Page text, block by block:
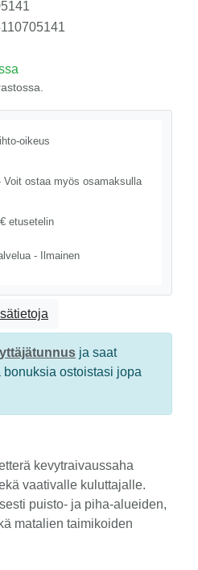
oikeus
ostaa myös osamaksulla
etusetelin
- Ilmainen
ja saat
ostoistasi jopa
kevytraivaussaha
vaativalle kuluttajalle.
puisto- ja piha-alueiden,
matalien taimikoiden